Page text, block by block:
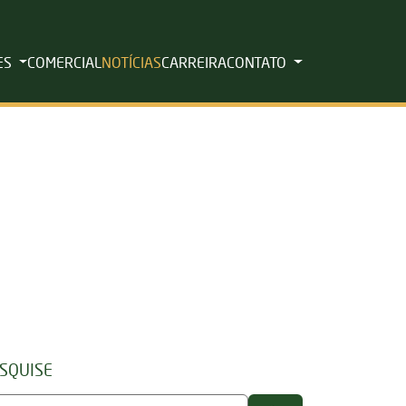
COMERCIAL NOTÍCIASCARREIRACONTATO